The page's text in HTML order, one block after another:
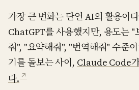
가장 큰 변화는 단연 AI의 활용이
ChatGPT를 사용했지만, 용도는 "
줘", "요약해줘", "번역해줘" 수준
기를 돌보는 사이, Claude Code
다. ↗